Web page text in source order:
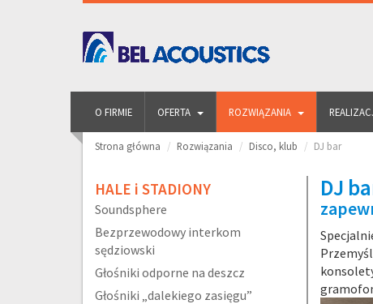
O FIRMIE OFERTA ROZWIĄZANIA
Strona główna Rozwiązania Disco, klub DJ bar
HALE i STADIONY
Soundsphere
Bezprzewodowy interkom
sędziowski
Głośniki odporne na deszcz
Głośniki „dalekiego zasięgu”
DJ